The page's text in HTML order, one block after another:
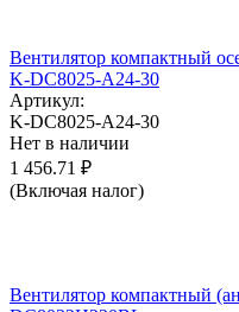
Вентилятор компактный
K-DC8025-A24-30
Артикул:
K-DC8025-A24-30
Нет в наличии
1 456.71 ₽
(Включая налог)
Вентилятор компактный